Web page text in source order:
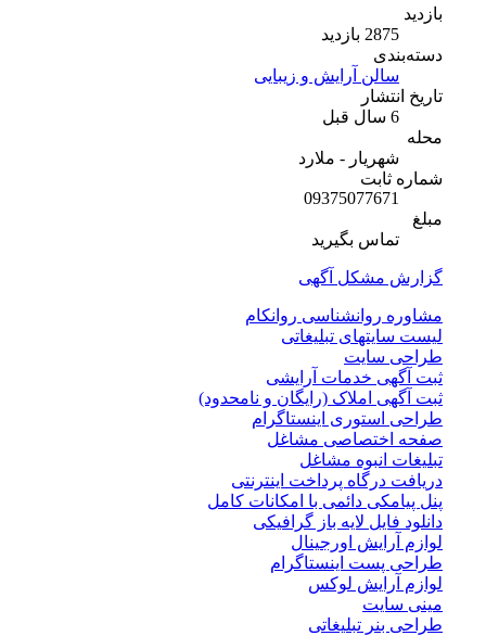
دسته‌بندی
سالن آرایش و زیبایی
تاریخ انتشار
شهریار - ملارد
شماره ثابت
09375077671
تماس بگیرید
گزارش مشکل آگهی
مشاوره روانشناسی روانکام
لیست سایتهای تبلیغاتی
طراحی سایت
ثبت آگهی خدمات آرایشی
ثبت آگهی املاک (رایگان و نامحدود)
طراحی استوری اینستاگرام
صفحه اختصاصی مشاغل
تبلیغات انبوه مشاغل
دریافت درگاه پرداخت اینترنتی
پنل پیامکی دائمی با امکانات کامل
دانلود فایل لایه باز گرافیکی
لوازم آرایش اورجینال
طراحی پست اینستاگرام
لوازم آرایش لوکس
مینی سایت
طراحی بنر تبلیغاتی